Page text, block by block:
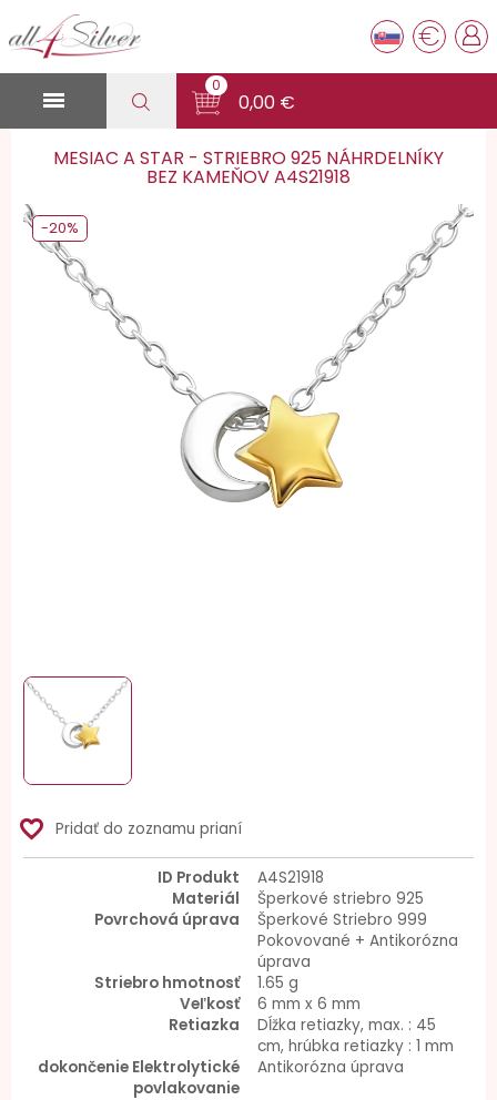
€

0
0,00 €
MESIAC A STAR - STRIEBRO 925 NÁHRDELNÍKY
BEZ KAMEŇOV A4S21918
-20%
favorite_border Pridať do zoznamu prianí
ID Produkt
A4S21918
Materiál
Šperkové striebro 925
Povrchová úprava
Šperkové Striebro 999
Pokovované + Antikorózna
úprava
Striebro hmotnosť
1.65 g
Veľkosť
6 mm x 6 mm
Retiazka
Dĺžka retiazky, max. : 45
cm, hrúbka retiazky : 1 mm
dokončenie Elektrolytické
povlakovanie
Antikorózna úprava